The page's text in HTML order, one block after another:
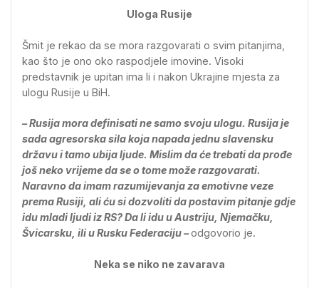
Uloga Rusije
Šmit je rekao da se mora razgovarati o svim pitanjima,
kao što je ono oko raspodjele imovine. Visoki
predstavnik je upitan ima li i nakon Ukrajine mjesta za
ulogu Rusije u BiH.
– Rusija mora definisati ne samo svoju ulogu. Rusija je
sada agresorska sila koja napada jednu slavensku
državu i tamo ubija ljude. Mislim da će trebati da prođe
još neko vrijeme da se o tome može razgovarati.
Naravno da imam razumijevanja za emotivne veze
prema Rusiji, ali ću si dozvoliti da postavim pitanje gdje
idu mladi ljudi iz RS? Da li idu u Austriju, Njemačku,
Švicarsku, ili u Rusku Federaciju –odgovorio je.
Neka se niko ne zavarava